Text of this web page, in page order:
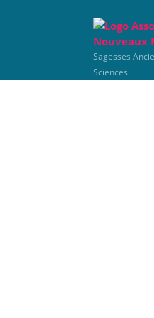
Sagesses
Sciences